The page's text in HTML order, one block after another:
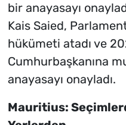
bir anayasayı
Kais Saied,
hükümeti atadı ve
Cumhurbaşkanına
anayasayı onayladı.
Mauritius: